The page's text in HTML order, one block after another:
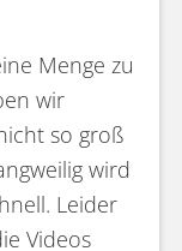
Menge zu
wir
so groß
wird
Leider
Videos